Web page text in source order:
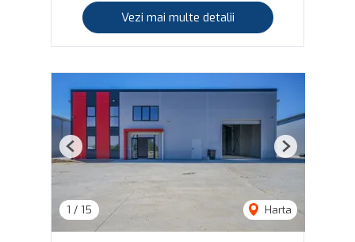
Vezi mai multe detalii
1 / 15 Harta
Previous Next